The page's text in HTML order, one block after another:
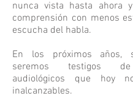
nunca vista hasta ahora
comprensión con menos
escucha del habla.
En los próximos años,
seremos testigos
audiológicos que hoy
inalcanzables.